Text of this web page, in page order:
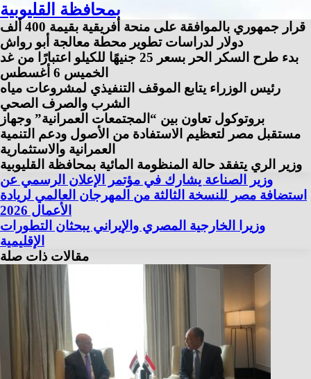
بمحافظة القليوبية
قرار جمهوري بالموافقة على منحة أفريقية بقيمة 400 ألف
دولار لدراسات تطوير محطة معالجة أبو رواش
بدء طرح السكر الحر بسعر 25 جنيهًا للكيلو اعتبارًا من غد
الخميس 6 أغسطس
رئيس الوزراء يتابع الموقف التنفيذي لمشروعات مياه
الشرب والصرف الصحي
بروتوكول تعاون بين “المجتمعات العمرانية” وجهاز
مستقبل مصر لتعظيم الاستفادة من الأصول ودعم التنمية
العمرانية والاستثمارية
وزير الري يتفقد حالة المنظومة المائية بمحافظة القليوبية
وزير الصناعة يشارك في مؤتمر الإعلان الرسمي عن
استضافة مصر للنسخة الثالثة من المهرجان العالمي لريادة
الأعمال 2026
وزيرا الخارجية المصري والإيراني يبحثان التطورات
الإقليمية
مقالات ذات صلة